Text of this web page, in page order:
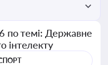
по темі: Державне
інтелекту